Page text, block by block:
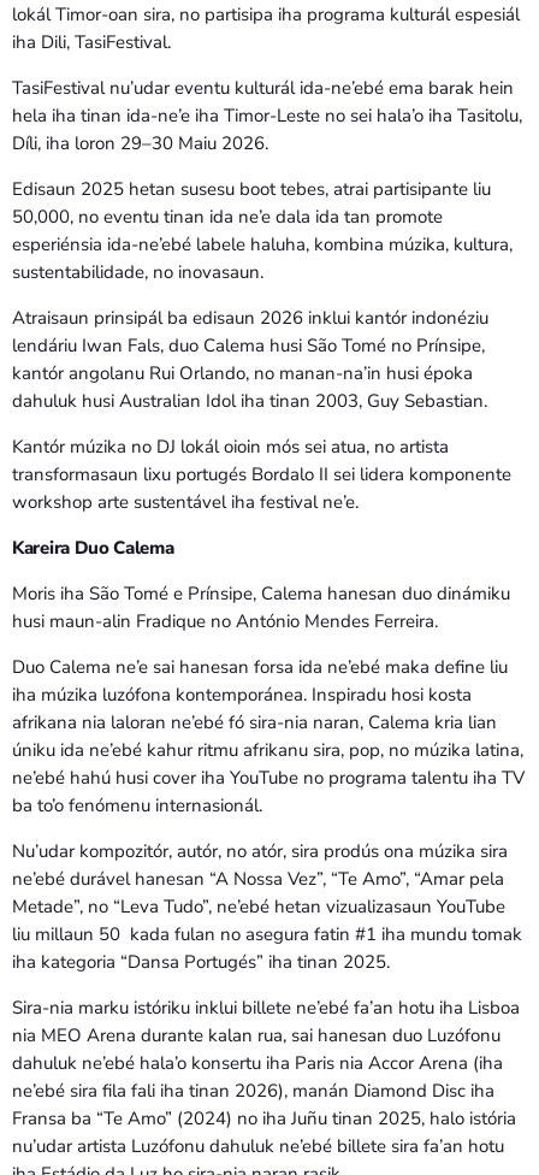
lokál Timor-oan sira, no partisipa iha programa kulturál espesiál
iha Dili, TasiFestival.
TasiFestival nu’udar eventu kulturál ida-ne’ebé ema barak hein
hela iha tinan ida-ne’e iha Timor-Leste no sei hala’o iha Tasitolu,
Díli, iha loron 29–30 Maiu 2026.
Edisaun 2025 hetan susesu boot tebes, atrai partisipante liu
50,000, no eventu tinan ida ne’e dala ida tan promote
esperiénsia ida-ne’ebé labele haluha, kombina múzika, kultura,
sustentabilidade, no inovasaun.
Atraisaun prinsipál ba edisaun 2026 inklui kantór indonéziu
lendáriu Iwan Fals, duo Calema husi São Tomé no Prínsipe,
kantór angolanu Rui Orlando, no manan-na’in husi époka
dahuluk husi Australian Idol iha tinan 2003, Guy Sebastian.
Kantór múzika no DJ lokál oioin mós sei atua, no artista
transformasaun lixu portugés Bordalo II sei lidera komponente
workshop arte sustentável iha festival ne’e.
Kareira Duo Calema
Moris iha São Tomé e Prínsipe, Calema hanesan duo dinámiku
husi maun-alin Fradique no António Mendes Ferreira.
Duo Calema ne’e sai hanesan forsa ida ne’ebé maka define liu
iha múzika luzófona kontemporánea. Inspiradu hosi kosta
afrikana nia laloran ne’ebé fó sira-nia naran, Calema kria lian
úniku ida ne’ebé kahur ritmu afrikanu sira, pop, no múzika latina,
ne’ebé hahú husi cover iha YouTube no programa talentu iha TV
ba to’o fenómenu internasionál.
Nu’udar kompozitór, autór, no atór, sira prodús ona múzika sira
ne’ebé durável hanesan “A Nossa Vez”, “Te Amo”, “Amar pela
Metade”, no “Leva Tudo”, ne’ebé hetan vizualizasaun YouTube
liu millaun 50 kada fulan no asegura fatin #1 iha mundu tomak
iha kategoria “Dansa Portugés” iha tinan 2025.
Sira-nia marku istóriku inklui billete ne’ebé fa’an hotu iha Lisboa
nia MEO Arena durante kalan rua, sai hanesan duo Luzófonu
dahuluk ne’ebé hala’o konsertu iha Paris nia Accor Arena (iha
ne’ebé sira fila fali iha tinan 2026), manán Diamond Disc iha
Fransa ba “Te Amo” (2024) no iha Juñu tinan 2025, halo istória
nu’udar artista Luzófonu dahuluk ne’ebé billete sira fa’an hotu